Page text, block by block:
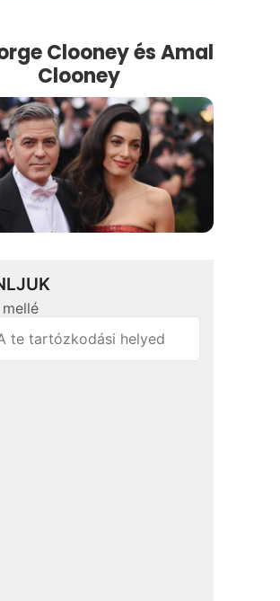
Clooney és Amal
Clooney